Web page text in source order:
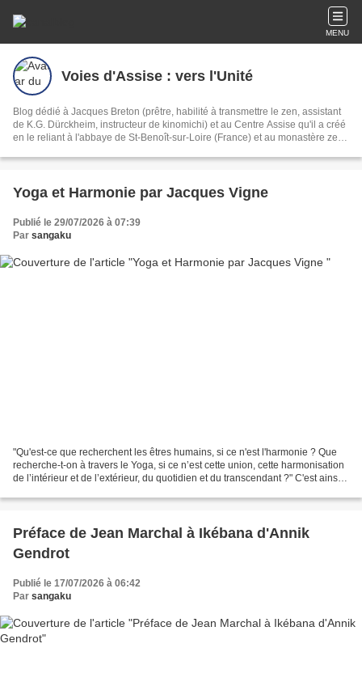
MENU
Voies d'Assise : vers l'Unité
Blog dédié à Jacques Breton (prêtre, habilité à transmettre le zen, assistant
de K.G. Dürckheim, instructeur de kinomichi) et au Centre Assise qu'il a créé
en le reliant à l'abbaye de St-Benoît-sur-Loire (France) et au monastère zen
Yoga et Harmonie par Jacques Vigne
Publié le 29/07/2026 à 07:39
Par sangaku
"Qu'est-ce que recherchent les êtres humains, si ce n'est l'harmonie ? Que
recherche-t-on à travers le Yoga, si ce n’est cette union, cette harmonisation
de l’intérieur et de l’extérieur, du quotidien et du transcendant ?" C'est ainsi
Préface de Jean Marchal à Ikébana d'Annik
Gendrot
Publié le 17/07/2026 à 06:42
Par sangaku